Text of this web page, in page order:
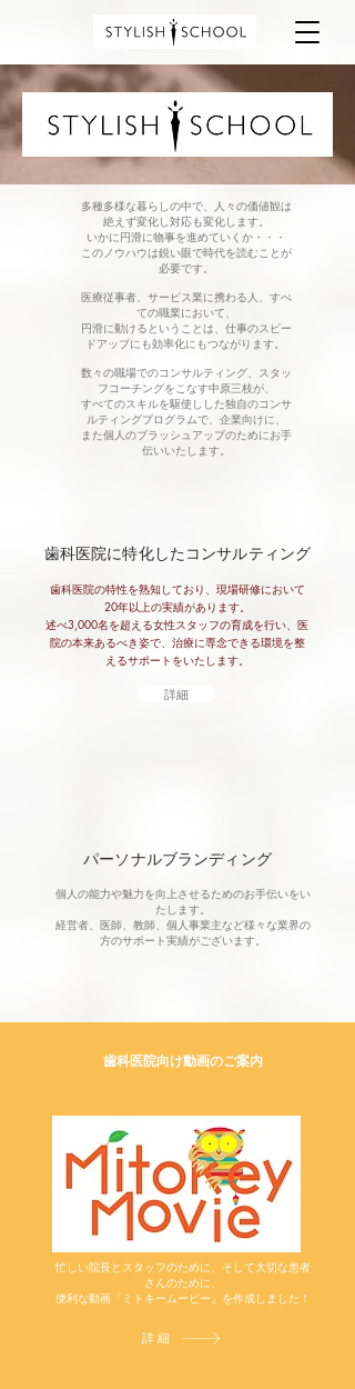
多種多様な暮らしの中で、人々の価値観は
絶えず変化し対応も変化します。
いかに円滑に物事を進めていくか・・・
このノウハウは鋭い眼で時代を読むことが
必要です。
医療従事者、サービス業に携わる人、すべ
ての職業において、
円滑に動けるということは、仕事のスピー
ドアップにも効率化にもつながります。
数々の職場でのコンサルティング、スタッ
フコーチングをこなす中原三枝が、
すべてのスキルを駆使しした独自のコンサ
ルティングプログラムで、企業向けに、
また個人のブラッシュアップのためにお手
伝いいたします。
歯科医院に特化したコンサルティング
歯科医院の特性を熟知しており、現場研修において
20年以上の実績があります。
述べ3,000名を超える女性スタッフの育成を行い、医
院の本来あるべき姿で、治療に専念できる環境を整
えるサポートをいたします。
詳細
パーソナルブランディング
​個人の能力や魅力を向上させるためのお手伝いをい
たします。
経営者、医師、教師、個人事業主など様々な業界の
方のサポート実績がございます。
歯科医院向け動画のご案内
詳細
忙しい院長とスタッフのために、そして大切な患者
さんのために、
便利な動画「ミトキームービー」を作成しました！